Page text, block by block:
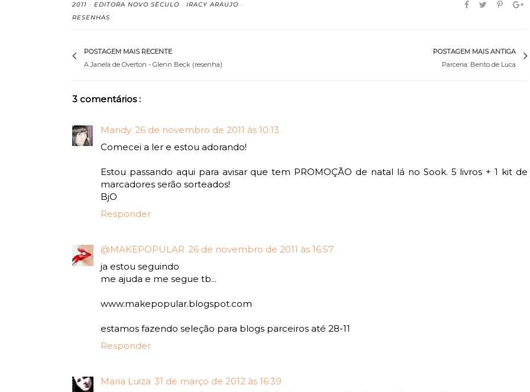
2011 · EDITORA NOVO SÉCULO · IRACY ARAUJO ·
RESENHAS
POSTAGEM MAIS RECENTE
A Janela de Overton - Glenn Beck (resenha)
POSTAGEM MAIS ANTIGA
Parceria: Bento de Luca
3 comentários :
Mandy 26 de novembro de 2011 às 10:13
Comecei a ler e estou adorando!
Estou passando aqui para avisar que tem PROMOÇÃO de natal lá no Sook. 5 livros + 1 kit de
marcadores serão sorteados!
BjO
Responder
@MAKEPOPULAR 26 de novembro de 2011 às 16:57
ja estou seguindo
me ajuda e me segue tb...
www.makepopular.blogspot.com
estamos fazendo seleção para blogs parceiros até 28-11
Responder
Maria Luiza 31 de março de 2012 às 16:39